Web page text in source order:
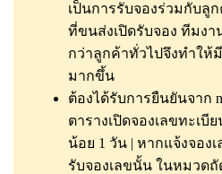
เป็นการรับจองร่วมกับลู
ที่ขนส่งเปิดรับจอง ทีมง
กว่าลูกค้าทั่วไปจึงทำให้
มากขึ้น
ต้องได้รับการยืนยันจาก
ตารางเปิดจองเลขทะเบี
น้อย 1 วัน | หากแจ้งจอง
รับจองเลขนั้น ในหมวด